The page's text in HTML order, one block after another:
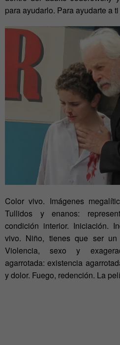
para ayudarlo. Para ayudarte a
Color vivo. Imágenes
Tullidos y enanos:
condición interior. Iniciación.
vivo. Niño, tienes que ser
Violencia, sexo y
agarrotada: existencia
y dolor. Fuego, redención. La